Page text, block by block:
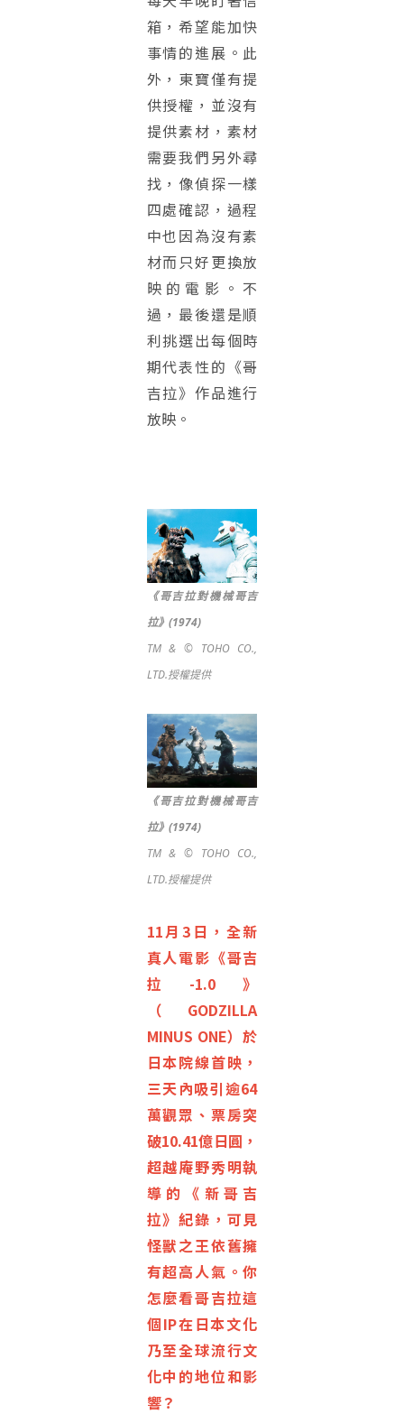
箱，希望能加快
事情的進展。此
外，東寶僅有提
供授權，並沒有
提供素材，素材
需要我們另外尋
找，像偵探一樣
四處確認，過程
中也因為沒有素
材而只好更換放
映的電影。不
過，最後還是順
利挑選出每個時
期代表性的《哥
吉拉》作品進行
放映。
《哥吉拉對機械哥吉
拉》(1974)
TM & © TOHO CO.,
LTD.授權提供
《哥吉拉對機械哥吉
拉》(1974)
TM & © TOHO CO.,
LTD.授權提供
11月3日，全新
真人電影《哥吉
拉-1.0》
（GODZILLA
MINUS ONE）於
日本院線首映，
三天內吸引逾64
萬觀眾、票房突
破10.41億日圓，
超越庵野秀明執
導的《新哥吉
拉》紀錄，可見
怪獸之王依舊擁
有超高人氣。你
怎麼看哥吉拉這
個IP在日本文化
乃至全球流行文
化中的地位和影
響？